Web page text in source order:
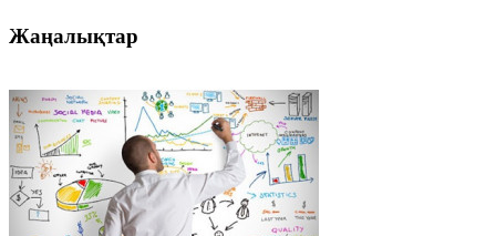
Жаңалықтар